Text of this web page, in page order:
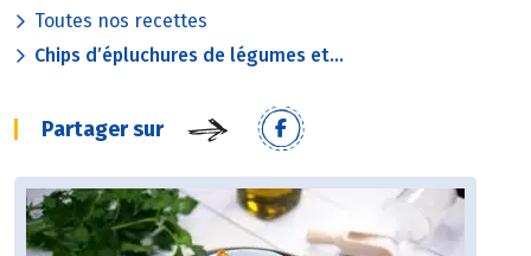
Toutes nos recettes
Chips d’épluchures de légumes et...
Partager sur